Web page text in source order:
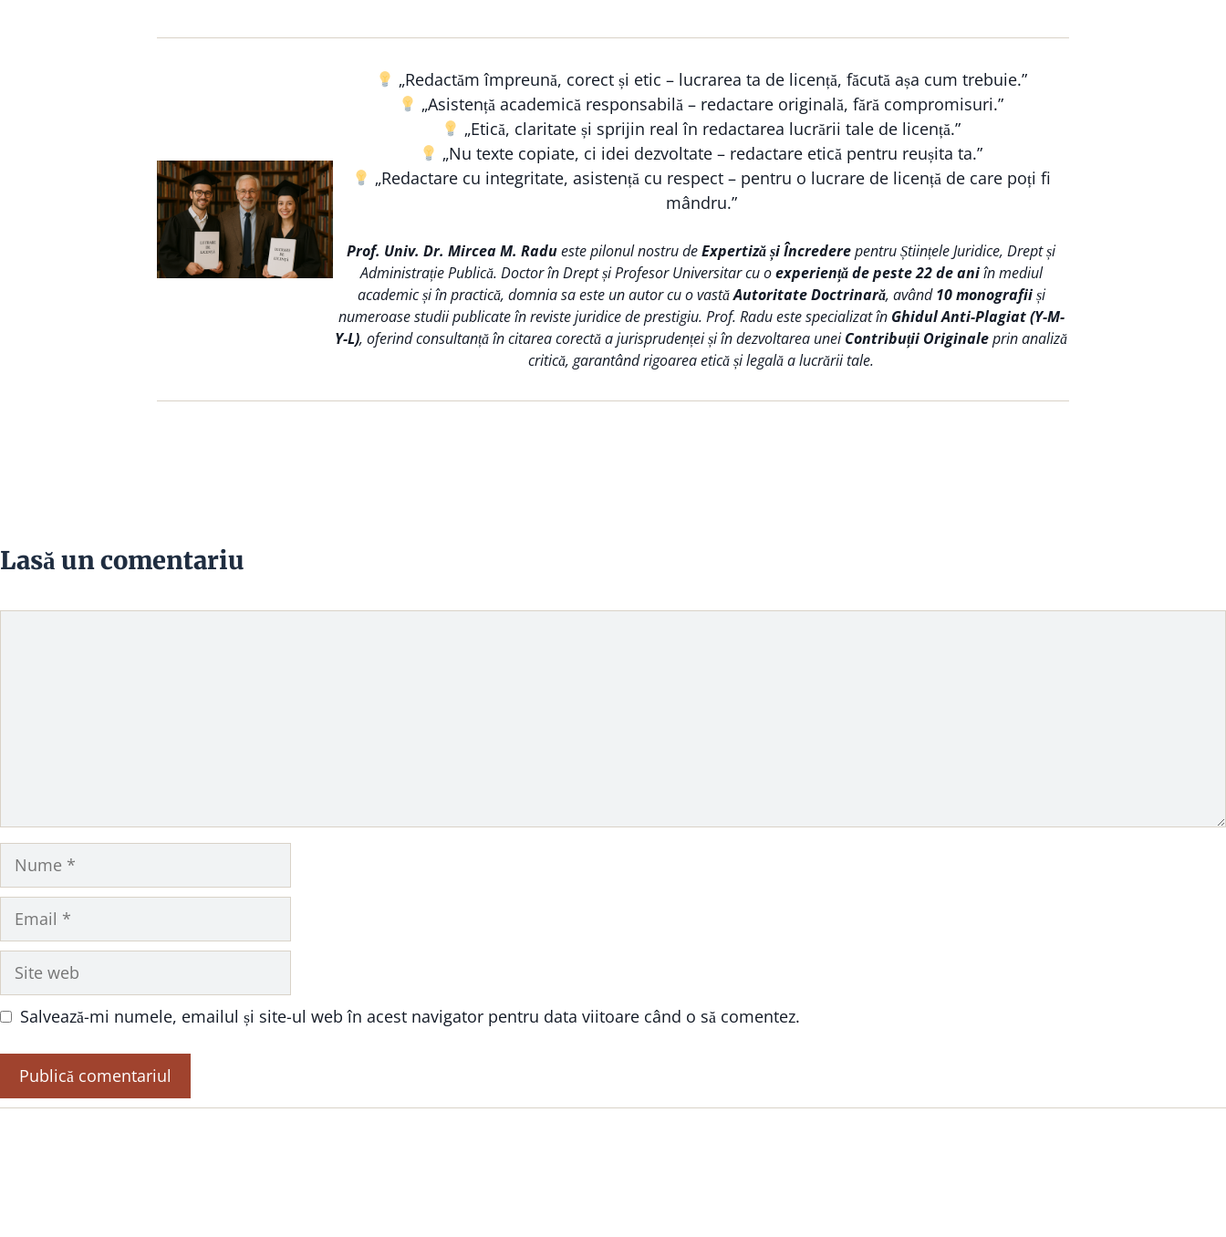
„Redactăm împreună, corect și etic – lucrarea ta de licență, făcută așa cum trebuie.”
„Asistență academică responsabilă – redactare originală, fără compromisuri.”
„Etică, claritate și sprijin real în redactarea lucrării tale de licență.”
„Nu texte copiate, ci idei dezvoltate – redactare etică pentru reușita ta.”
„Redactare cu integritate, asistență cu respect – pentru o lucrare de licență de care poți fi
mândru.”
Prof. Univ. Dr. Mircea M. Radueste pilonul nostru deExpertiză și Încrederepentru Științele Juridice, Drept și
Administrație Publică. Doctor în Drept și Profesor Universitar cu oexperiență de peste 22 de aniîn mediul
academic și în practică, domnia sa este un autor cu o vastăAutoritate Doctrinară, având10 monografiiși
numeroase studii publicate în reviste juridice de prestigiu. Prof. Radu este specializat în Ghidul Anti-Plagiat (Y-M-
Y-L), oferind consultanță în citarea corectă a jurisprudenței și în dezvoltarea uneiContribuții Originaleprin analiză
critică, garantând rigoarea etică și legală a lucrării tale.
Lasă un comentariu
Nume
Email
Site
web
Salvează-mi numele, emailul și site-ul web în acest navigator pentru data viitoare când o să comentez.